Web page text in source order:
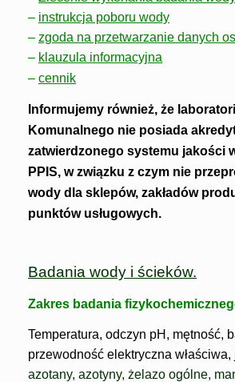
– instrukcja poboru wody
– zgoda na przetwarzanie danych
– klauzula informacyjna
– cennik
Informujemy również, że
Komunalnego nie posiada
zatwierdzonego systemu jakości
PPIS, w związku z czym nie
wody dla sklepów, zakładów
punktów usługowych.
Badania wody i ścieków.
Zakres badania
Temperatura, odczyn pH, mętność,
przewodność elektryczna właściwa,
azotany, azotyny, żelazo ogólne,